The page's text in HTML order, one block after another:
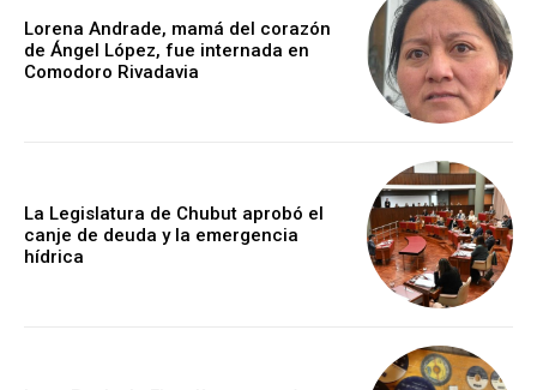
Lorena Andrade, mamá del corazón
de Ángel López, fue internada en
Comodoro Rivadavia
La Legislatura de Chubut aprobó el
canje de deuda y la emergencia
hídrica